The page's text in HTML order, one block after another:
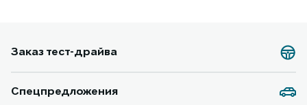
Заказ тест-драйва
Спецпредложения